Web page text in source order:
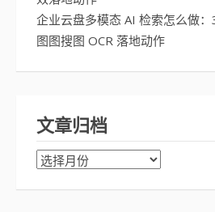
企业云盘多模态 AI 检索怎么做
图图搜图 OCR 落地动作
文章归档
文
归